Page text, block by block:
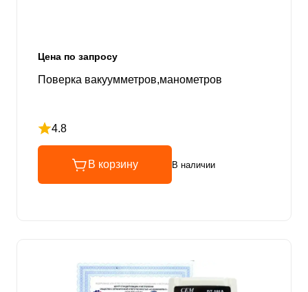
Цена по запросу
Поверка вакуумметров,манометров
4.8
Рейтинг 4.8 из 5
В корзину В наличии